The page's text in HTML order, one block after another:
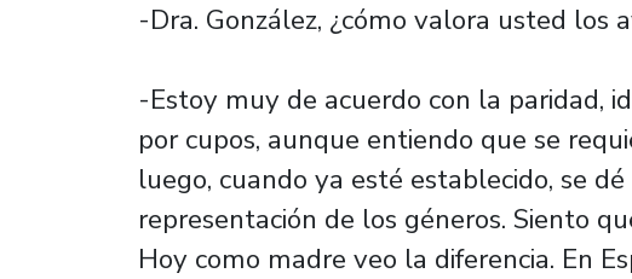
-Dra. González, ¿cómo valora usted los
-Estoy muy de acuerdo con la paridad,
por cupos, aunque entiendo que se
luego, cuando ya esté establecido, se
representación de los géneros. Siento
Hoy como madre veo la diferencia. En